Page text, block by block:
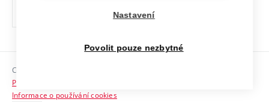
odkaz)
Sociální bezpečí
HR Award
Copyright © 2026 VUT
Prohlášení o přístupnosti
Informace o používání cookies
Nastavení
Povolit pouze nezbytné